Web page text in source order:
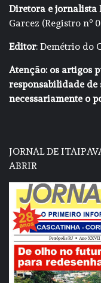
Diretora e jornalista
Garcez (Registro nº
Editor: Demétrio do
Atenção: os artigos
responsabilidade de
necessariamente o
JORNAL DE
ABRIR